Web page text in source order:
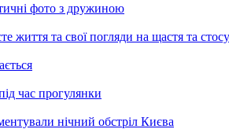
фото з дружиною
життя та свої погляди на щастя та
час прогулянки
нічний обстріл Києва